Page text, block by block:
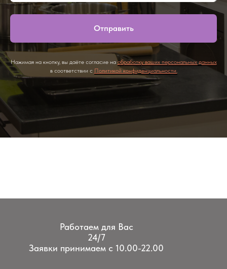
Отправить
Нажимая на кнопку, вы даёте согласие на обработку ваших персональных данных
в соответствии с Политикой конфиденциальности.
Работаем для Вас
24/7
Заявки принимаем с 10.00-22.00